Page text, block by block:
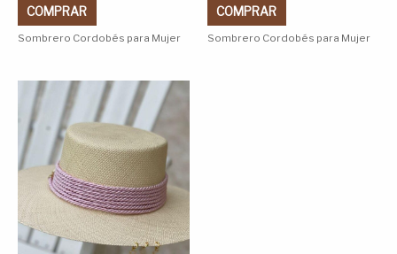
COMPRAR
Sombrero Cordobés para Mujer
COMPRAR
Sombrero Cordobés para Mujer
Este
producto
múltiples
variantes.
Las
opciones
se